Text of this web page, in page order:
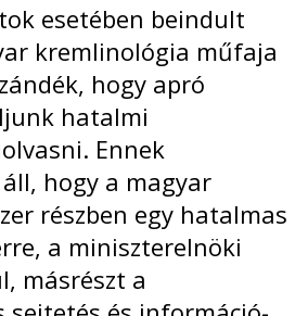
esetében beindult
kremlinológia műfaja
hogy apró
hatalmi
Ennek
hogy a magyar
részben egy hatalmas
a miniszterelnöki
másrészt a